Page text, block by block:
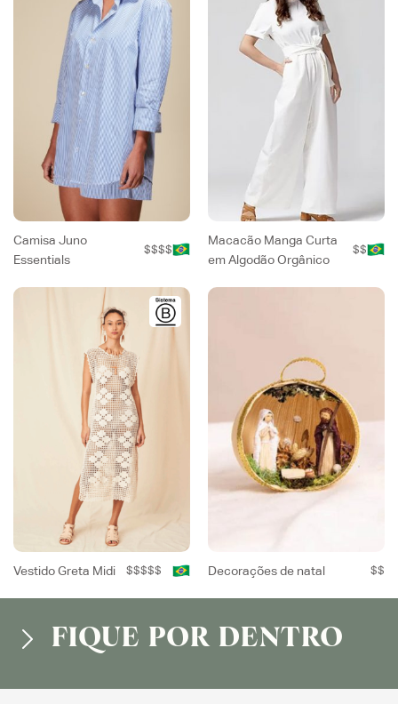
Camisa Juno
Essentials
$$$$
Macacão Manga Curta
em Algodão Orgânico
$$
Vestido Greta Midi $$$$$ Decorações de natal $$
FIQUE POR DENTRO